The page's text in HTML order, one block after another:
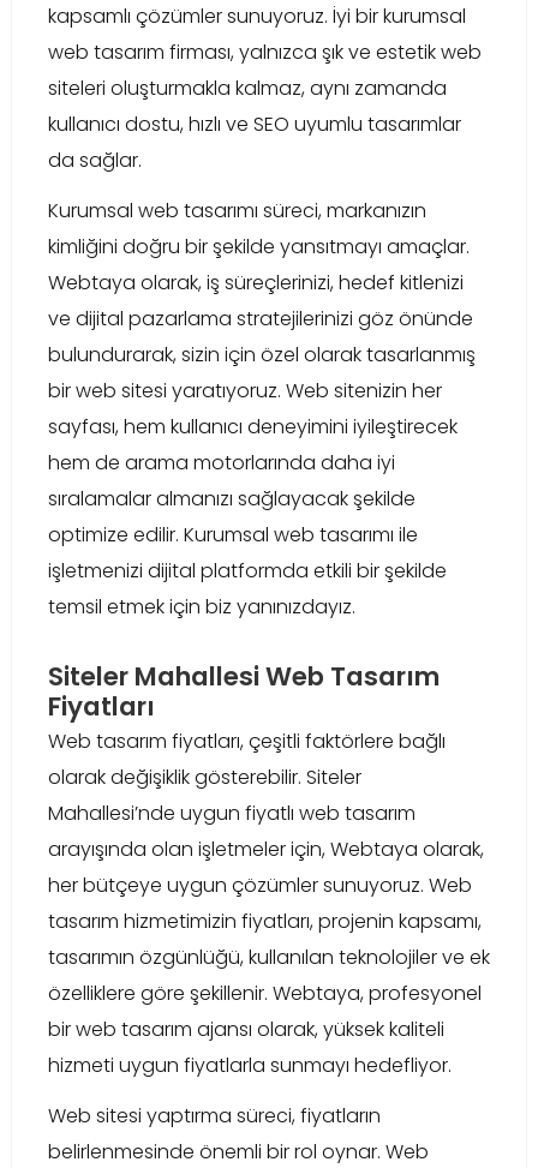
kapsamlı çözümler sunuyoruz. İyi bir kurumsal
web tasarım firması, yalnızca şık ve estetik web
siteleri oluşturmakla kalmaz, aynı zamanda
kullanıcı dostu, hızlı ve SEO uyumlu tasarımlar
da sağlar.
Kurumsal web tasarımı süreci, markanızın
kimliğini doğru bir şekilde yansıtmayı amaçlar.
Webtaya olarak, iş süreçlerinizi, hedef kitlenizi
ve dijital pazarlama stratejilerinizi göz önünde
bulundurarak, sizin için özel olarak tasarlanmış
bir web sitesi yaratıyoruz. Web sitenizin her
sayfası, hem kullanıcı deneyimini iyileştirecek
hem de arama motorlarında daha iyi
sıralamalar almanızı sağlayacak şekilde
optimize edilir. Kurumsal web tasarımı ile
işletmenizi dijital platformda etkili bir şekilde
temsil etmek için biz yanınızdayız.
Siteler Mahallesi Web Tasarım
Fiyatları
Web tasarım fiyatları, çeşitli faktörlere bağlı
olarak değişiklik gösterebilir. Siteler
Mahallesi’nde uygun fiyatlı web tasarım
arayışında olan işletmeler için, Webtaya olarak,
her bütçeye uygun çözümler sunuyoruz. Web
tasarım hizmetimizin fiyatları, projenin kapsamı,
tasarımın özgünlüğü, kullanılan teknolojiler ve ek
özelliklere göre şekillenir. Webtaya, profesyonel
bir web tasarım ajansı olarak, yüksek kaliteli
hizmeti uygun fiyatlarla sunmayı hedefliyor.
Web sitesi yaptırma süreci, fiyatların
belirlenmesinde önemli bir rol oynar. Web